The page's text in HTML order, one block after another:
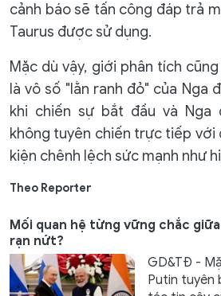
cảnh báo sẽ tấn công đáp trả
Taurus được sử dụng.
Mặc dù vậy, giới phân tích
là vô số "lằn ranh đỏ" của Nga
khi chiến sự bắt đầu và Nga
không tuyên chiến trực tiếp với
kiện chênh lệch sức mạnh như
Theo Reporter
Mối quan hệ từng vững chắc
rạn nứt?
GD&TĐ -
Putin tuyên